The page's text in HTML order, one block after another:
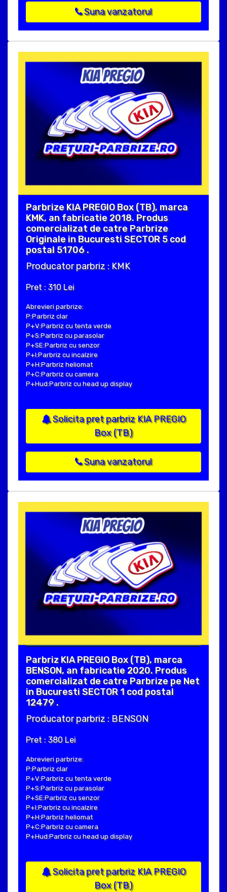
Suna vanzatorul
Parbrize KIA PREGIO Box (TB), marca
KMK, an fabricatie 2018. Produs
comercializat de catre Parbrize
Originale in Bucuresti SECTOR 5 cod
postal 51706 .
Producator parbriz : KMK
Pret : 310 Lei
Abrevieri parbrize:
P:Parbriz clar
P+V:Parbriz cu tenta verde
P+S:Parbriz cu parasolar
P+SE:Parbriz cu senzor
P+I:Parbriz cu incalzire
P+H:Parbriz heliomat
P+C:Parbriz cu camera
P+Hud:Parbriz cu head up display
Solicita pret parbriz KIA PREGIO
Box (TB)
Suna vanzatorul
Parbriz KIA PREGIO Box (TB), marca
BENSON, an fabricatie 2020. Produs
comercializat de catre Parbrize pe Net
in Bucuresti SECTOR 1 cod postal
12479 .
Producator parbriz : BENSON
Pret : 380 Lei
Abrevieri parbrize:
P:Parbriz clar
P+V:Parbriz cu tenta verde
P+S:Parbriz cu parasolar
P+SE:Parbriz cu senzor
P+I:Parbriz cu incalzire
P+H:Parbriz heliomat
P+C:Parbriz cu camera
P+Hud:Parbriz cu head up display
Solicita pret parbriz KIA PREGIO
Box (TB)